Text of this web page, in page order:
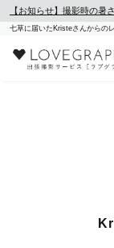
【お知らせ】撮影時の暑
七草に届いたKristeさんからの